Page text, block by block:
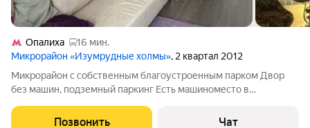
Опалиха
16 мин.
Микрорайон «Изумрудные холмы», 2 квартал 2012
Микрорайон с собственным благоустроенным парком Двор
без машин, подземный паркинг Есть машиноместо в
без изысков Жить можно сразу, но возможно сделать и
Позвонить Чат